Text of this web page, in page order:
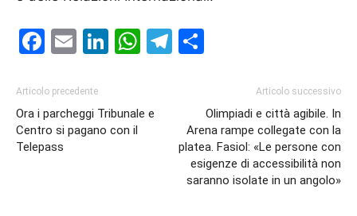
Facebook
EmailLinkedIn
WhatsApp
Telegram
Articolo precedente
Ora i parcheggi Tribunale e
Centro si pagano con il
Telepass
Articolo successivo
Olimpiadi e città agibile. In
Arena rampe collegate con la
platea. Fasiol: «Le persone con
esigenze di accessibilità non
saranno isolate in un angolo»